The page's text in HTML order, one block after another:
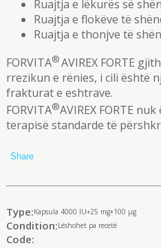
Ruajtja e lëkurës së
Ruajtja e flokëve të
Ruajtja e thonjve të
FORVITA®AVIREX FORTE
rrezikun e rënies, i cili është
frakturat e eshtrave.
FORVITA®AVIREX FORTE
terapisë standarde të
Share
Type:Kapsula 4000 IU+25 mg+100 µg
Condition:Lëshohet pa recetë
Code: